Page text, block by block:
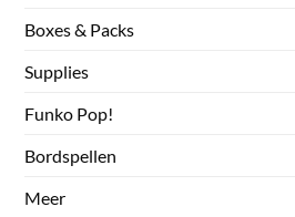
Boxes & Packs
Supplies
Funko Pop!
Bordspellen
Meer